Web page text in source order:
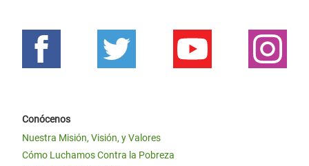
Conócenos
Nuestra Misión, Visión, y Valores
Cómo Luchamos Contra la Pobreza